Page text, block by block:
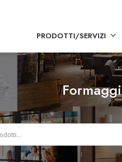
PRODOTTI/SERVIZI
Formaggi